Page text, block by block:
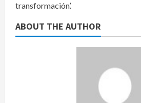
transformación’.
ABOUT THE AUTHOR